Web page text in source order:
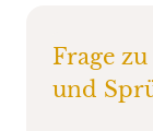
Frage
und